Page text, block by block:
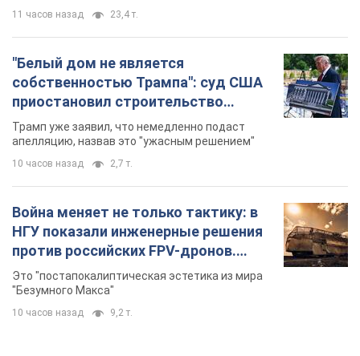
11 часов назад 23,4 т.
"Белый дом не является
собственностью Трампа": суд США
приостановил строительство
бального зала стоимостью 400 млн
долларов
Трамп уже заявил, что немедленно подаст
апелляцию, назвав это "ужасным решением"
10 часов назад 2,7 т.
Война меняет не только тактику: в
НГУ показали инженерные решения
против российских FPV-дронов.
Фото
Это "постапокалиптическая эстетика из мира
"Безумного Макса"
10 часов назад 9,2 т.